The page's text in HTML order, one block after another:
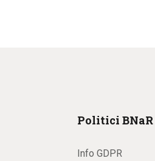
Politici BNaR
Info GDPR